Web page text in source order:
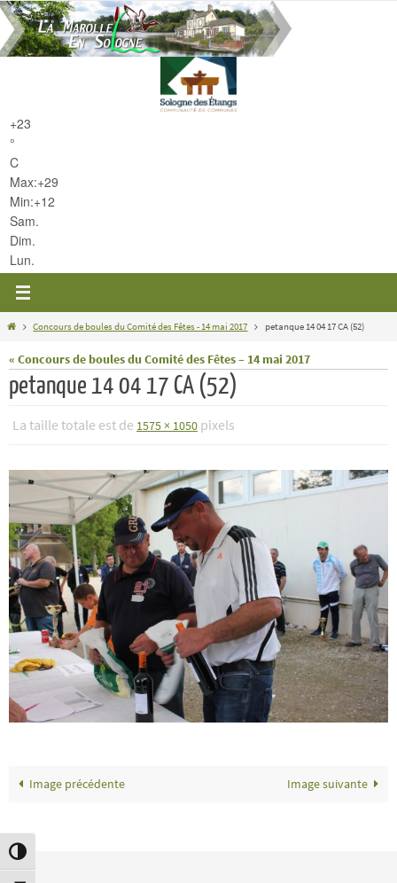
Passer en contraste élevé
Passer
vers
le
+23
°
C
Max:+29
Min:+12
Sam.
Dim.
Lun.
HomeConcours de boules du Comité des Fêtes - 14 mai 2017 petanque 14 04 17 CA (52)
« Concours de boules du Comité des Fêtes – 14 mai 2017
petanque 14 04 17 CA (52)
La taille totale est de 1575 × 1050 pixels
Image précédente Image suivante